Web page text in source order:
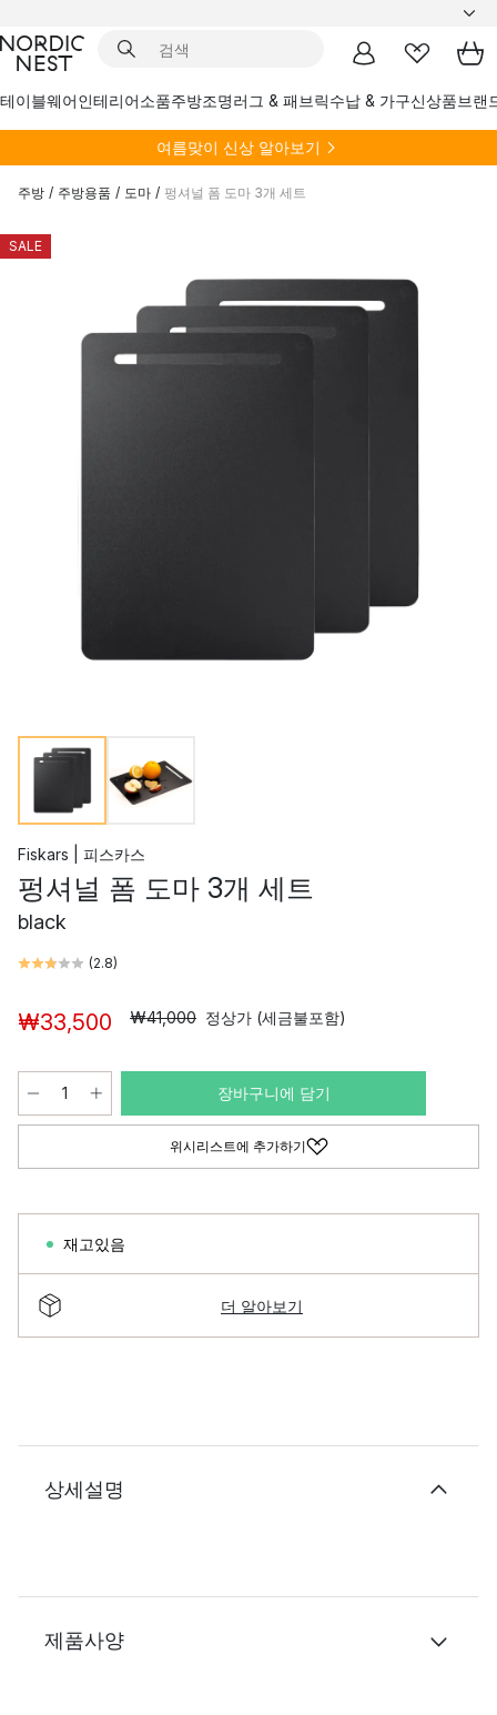
테이블웨어인테리어소품주방조명러그 & 패브릭수납 & 가구신상품브랜
여름맞이 신상 알아보기
주방 / 주방용품 / 도마 / 펑셔널 폼 도마 3개 세트
SALE
Fiskars | 피스카스
펑셔널 폼 도마 3개 세트
black
(2.8)
₩33,500 ₩41,000 정상가 (세금불포함)
장바구니에 담기
위시리스트에 추가하기
재고있음
더 알아보기
상세설명
제품사양